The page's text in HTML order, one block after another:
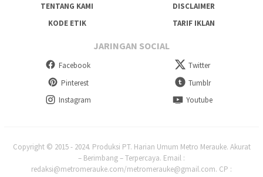
TENTANG KAMI
DISCLAIMER
KODE ETIK
TARIF IKLAN
JARINGAN SOCIAL
Facebook
Twitter
Pinterest
Tumblr
Instagram
Youtube
Copyright © 2015 - 2024. Produksi PT. Harian Umum Metro Merauke. Akurat
– Berimbang – Terpercaya. Email :
redaksi@metromerauke.com/metromerauke@gmail.com. CP :